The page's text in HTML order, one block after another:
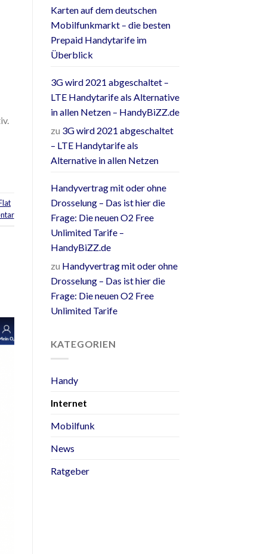
Karten auf dem deutschen
Mobilfunkmarkt – die besten
Prepaid Handytarife im
Überblick
3G wird 2021 abgeschaltet –
LTE Handytarife als Alternative
in allen Netzen – HandyBiZZ.de
zu 3G wird 2021 abgeschaltet
– LTE Handytarife als
Alternative in allen Netzen
Handyvertrag mit oder ohne
Drosselung – Das ist hier die
Frage: Die neuen O2 Free
Unlimited Tarife –
HandyBiZZ.de
zu Handyvertrag mit oder ohne
Drosselung – Das ist hier die
Frage: Die neuen O2 Free
Unlimited Tarife
KATEGORIEN
Handy
Internet
Mobilfunk
News
Ratgeber